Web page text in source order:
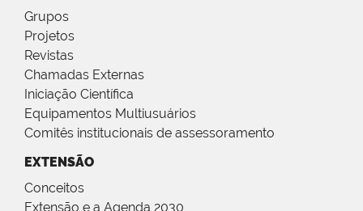
Grupos
Projetos
Revistas
Chamadas Externas
Iniciação Científica
Equipamentos Multiusuários
Comitês institucionais de assessoramento
EXTENSÃO
Conceitos
Extensão e a Agenda 2030